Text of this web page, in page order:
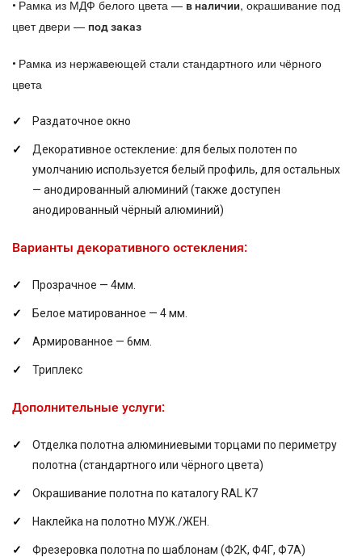
• Рамка из МДФ белого цвета — в наличии, окрашивание под
цвет двери — под заказ
• Рамка из нержавеющей стали стандартного или чёрного
цвета
Раздаточное окно
Декоративное остекление: для белых полотен по
умолчанию используется белый профиль, для остальных
— анодированный алюминий (также доступен
анодированный чёрный алюминий)
Варианты декоративного остекления:
Прозрачное — 4мм.
Белое матированное — 4 мм.
Армированное — 6мм.
Триплекс
Дополнительные услуги:
Отделка полотна алюминиевыми торцами по периметру
полотна (стандартного или чёрного цвета)
Окрашивание полотна по каталогу RAL K7
Наклейка на полотно МУЖ./ЖЕН.
Фрезеровка полотна по шаблонам (Ф2К, Ф4Г, Ф7А)